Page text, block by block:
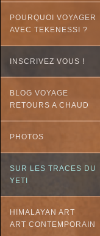
POURQUOI VOYAGER
AVEC TEKENESSI ?
INSCRIVEZ VOUS !
BLOG VOYAGE
RETOURS A CHAUD
PHOTOS
SUR LES TRACES DU
YETI
HIMALAYAN ART
ART CONTEMPORAIN